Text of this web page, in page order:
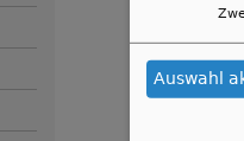
Auswahl